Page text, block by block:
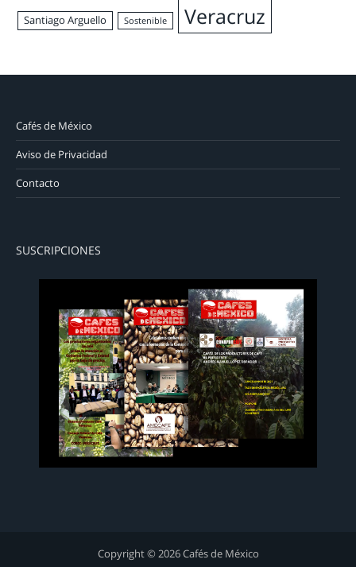
Santiago Arguello Sostenible Veracruz
Cafés de México
Aviso de Privacidad
Contacto
SUSCRIPCIONES
Copyright © 2026 Cafés de México